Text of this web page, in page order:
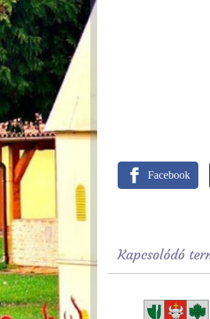
Facebook
Kapcsolódó